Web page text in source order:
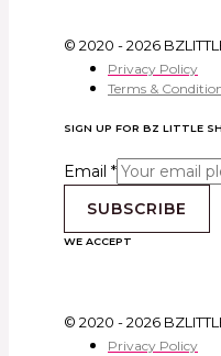
© 2020 - 2026
Privacy Policy
Terms &
SIGN UP FOR BZ LITTLE
Email *
SUBSCRIBE
WE ACCEPT
© 2020 - 2026
Privacy Policy